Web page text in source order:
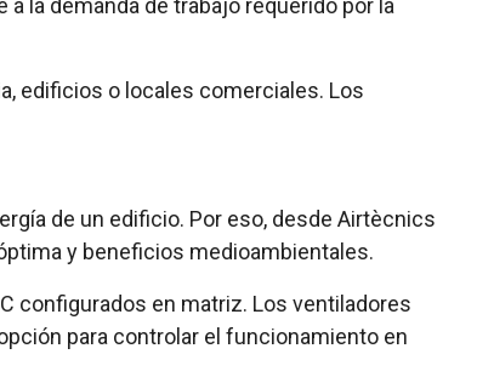
edificios o locales comerciales. Los
de un edificio. Por eso, desde Airtècnics
y beneficios medioambientales.
configurados en matriz. Los ventiladores
para controlar el funcionamiento en